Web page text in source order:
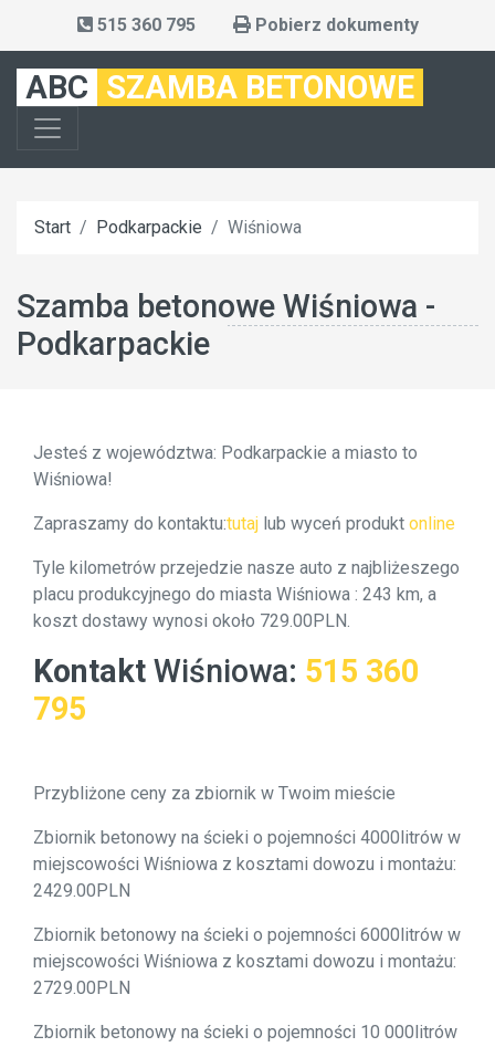
515 360 795 Pobierz dokumenty
ABC SZAMBA BETONOWE
Start Podkarpackie Wiśniowa
Szamba betonowe Wiśniowa -
Podkarpackie
Jesteś z województwa: Podkarpackie a miasto to
Wiśniowa!
Zapraszamy do kontaktu:tutaj lub wyceń produkt online
Tyle kilometrów przejedzie nasze auto z najbliżeszego
placu produkcyjnego do miasta Wiśniowa : 243 km, a
koszt dostawy wynosi około 729.00PLN.
Kontakt Wiśniowa: 515 360
795
Przybliżone ceny za zbiornik w Twoim mieście
Zbiornik betonowy na ścieki o pojemności 4000litrów w
miejscowości Wiśniowa z kosztami dowozu i montażu:
2429.00PLN
Zbiornik betonowy na ścieki o pojemności 6000litrów w
miejscowości Wiśniowa z kosztami dowozu i montażu:
2729.00PLN
Zbiornik betonowy na ścieki o pojemności 10 000litrów